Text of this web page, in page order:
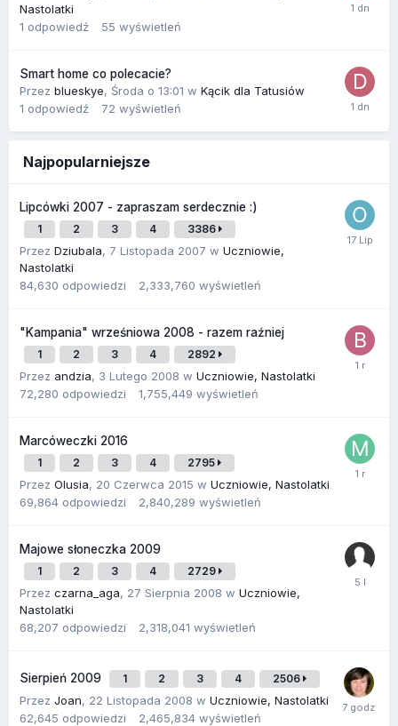
Nastolatki
1 odpowiedź 55 wyświetleń
Smart home co polecacie?
Przez blueskye, Środa o 13:01 w Kącik dla Tatusiów
1 odpowiedź 72 wyświetleń
Najpopularniejsze
Lipcówki 2007 - zapraszam serdecznie :)
1 2 3 4 3386
Przez Dziubala, 7 Listopada 2007 w Uczniowie,
Nastolatki
84,630 odpowiedzi 2,333,760 wyświetleń
"Kampania" wrześniowa 2008 - razem raźniej
1 2 3 4 2892
Przez andzia, 3 Lutego 2008 w Uczniowie, Nastolatki
72,280 odpowiedzi 1,755,449 wyświetleń
Marcóweczki 2016
1 2 3 4 2795
Przez Olusia, 20 Czerwca 2015 w Uczniowie, Nastolatki
69,864 odpowiedzi 2,840,289 wyświetleń
Majowe słoneczka 2009
1 2 3 4 2729
Przez czarna_aga, 27 Sierpnia 2008 w Uczniowie,
Nastolatki
68,207 odpowiedzi 2,318,041 wyświetleń
Sierpień 2009 1 2 3 4 2506
Przez Joan, 22 Listopada 2008 w Uczniowie, Nastolatki
62,645 odpowiedzi 2,465,834 wyświetleń